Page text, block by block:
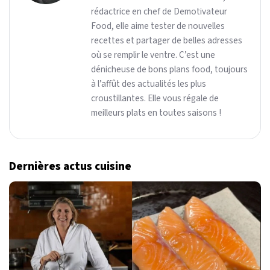
rédactrice en chef de Demotivateur
Food, elle aime tester de nouvelles
recettes et partager de belles adresses
où se remplir le ventre. C’est une
dénicheuse de bons plans food, toujours
à l’affût des actualités les plus
croustillantes. Elle vous régale de
meilleurs plats en toutes saisons !
Dernières actus cuisine